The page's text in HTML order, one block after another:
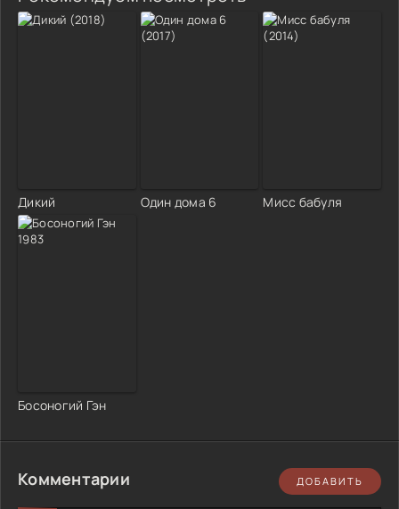
Дикий Один дома 6 Мисс бабуля
Босоногий Гэн
Комментарии ДОБАВИТЬ